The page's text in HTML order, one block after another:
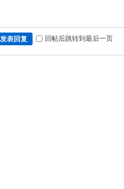
发表回复 回帖后跳转到最后一页